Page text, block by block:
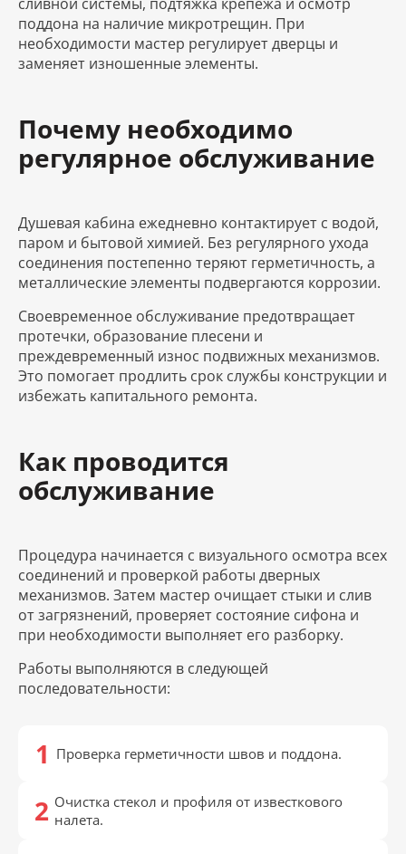
поддона на наличие микротрещин. При
необходимости мастер регулирует дверцы и
заменяет изношенные элементы.
Почему необходимо
регулярное обслуживание
Душевая кабина ежедневно контактирует с водой,
паром и бытовой химией. Без регулярного ухода
соединения постепенно теряют герметичность, а
металлические элементы подвергаются коррозии.
Своевременное обслуживание предотвращает
протечки, образование плесени и
преждевременный износ подвижных механизмов.
Это помогает продлить срок службы конструкции и
избежать капитального ремонта.
Как проводится
обслуживание
Процедура начинается с визуального осмотра всех
соединений и проверкой работы дверных
механизмов. Затем мастер очищает стыки и слив
от загрязнений, проверяет состояние сифона и
при необходимости выполняет его разборку.
Работы выполняются в следующей
последовательности:
Проверка герметичности швов и поддона.
Очистка стекол и профиля от известкового
налета.